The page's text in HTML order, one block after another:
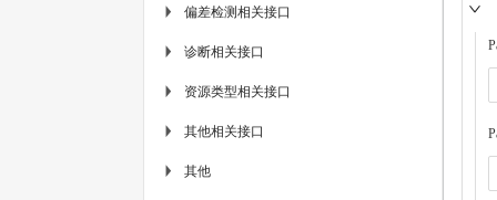
▶ 偏差检测相关接口
▶ 诊断相关接口
▶ 资源类型相关接口
▶ 其他相关接口
▶ 其他